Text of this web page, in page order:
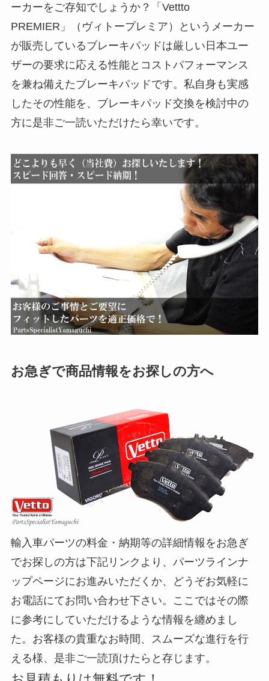
ーカーをご存知でしょうか？「Vettto
PREMIER」（ヴィトープレミア）というメーカー
が販売しているブレーキパッドは厳しい日本ユー
ザーの要求に応える性能とコストパフォーマンス
を兼ね備えたブレーキパッドです。私自身も実感
したその性能を、ブレーキパッド交換を検討中の
方に是非ご一読いただけたら幸いです。
お急ぎで商品情報をお探しの方へ
輸入車パーツの料金・納期等の詳細情報をお急ぎ
でお探しの方は下記リンクより、パーツラインナ
ップページにお進みいただくか、どうぞお気軽に
お電話にてお問い合わせ下さい。ここではその際
に参考にしていただけるような情報を纏めまし
た。お客様の貴重なお時間、スムーズな進行を行
える様、是非ご一読頂けたらと存じます。